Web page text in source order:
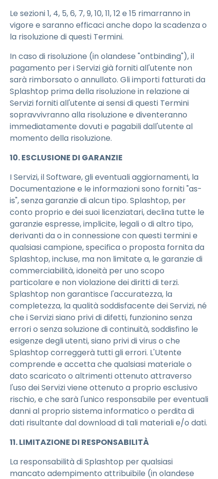
Le sezioni 1, 4, 5, 6, 7, 9, 10, 11, 12 e 15 rimarranno in
vigore e saranno efficaci anche dopo la scadenza o
la risoluzione di questi Termini.
In caso di risoluzione (in olandese "ontbinding"), il
pagamento per i Servizi già forniti all'utente non
sarà rimborsato o annullato. Gli importi fatturati da
Splashtop prima della risoluzione in relazione ai
Servizi forniti all'utente ai sensi di questi Termini
sopravvivranno alla risoluzione e diventeranno
immediatamente dovuti e pagabili dall'utente al
momento della risoluzione.
10. ESCLUSIONE DI GARANZIE
I Servizi, il Software, gli eventuali aggiornamenti, la
Documentazione e le informazioni sono forniti "as-
is", senza garanzie di alcun tipo. Splashtop, per
conto proprio e dei suoi licenziatari, declina tutte le
garanzie espresse, implicite, legali o di altro tipo,
derivanti da o in connessione con questi termini e
qualsiasi campione, specifica o proposta fornita da
Splashtop, incluse, ma non limitate a, le garanzie di
commerciabilità, idoneità per uno scopo
particolare e non violazione dei diritti di terzi.
Splashtop non garantisce l'accuratezza, la
completezza, la qualità soddisfacente dei Servizi, né
che i Servizi siano privi di difetti, funzionino senza
errori o senza soluzione di continuità, soddisfino le
esigenze degli utenti, siano privi di virus o che
Splashtop correggerà tutti gli errori. L'Utente
comprende e accetta che qualsiasi materiale o
dato scaricato o altrimenti ottenuto attraverso
l'uso dei Servizi viene ottenuto a proprio esclusivo
rischio, e che sarà l'unico responsabile per eventuali
danni al proprio sistema informatico o perdita di
dati risultante dal download di tali materiali e/o dati.
11. LIMITAZIONE DI RESPONSABILITÀ
La responsabilità di Splashtop per qualsiasi
mancato adempimento attribuibile (in olandese